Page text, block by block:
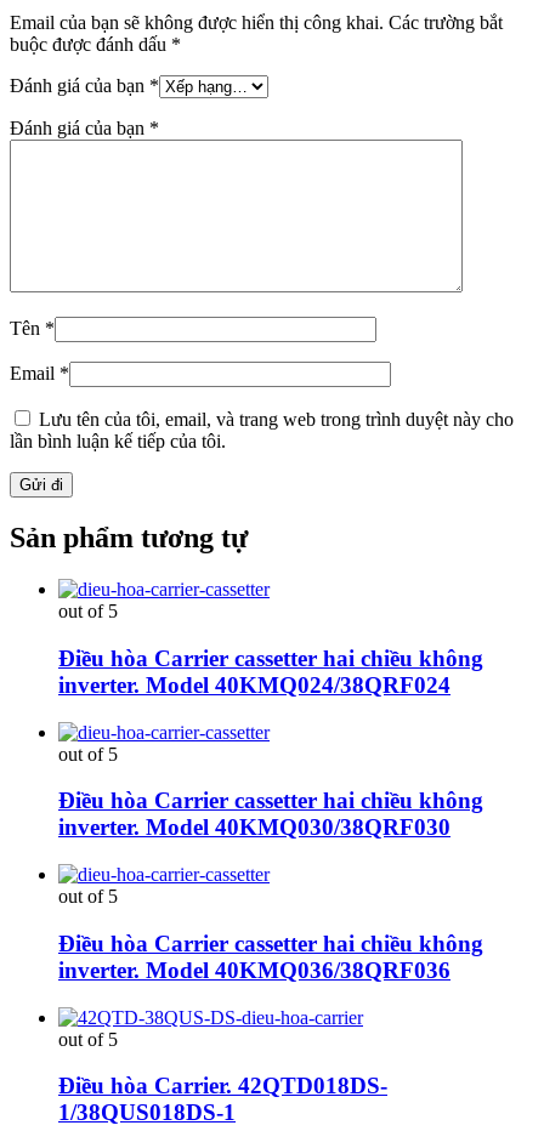
Email của bạn sẽ không được hiển thị công khai. Các trường bắt
buộc được đánh dấu *
Đánh giá của bạn *
Đánh giá của bạn *
Tên *
Email *
Lưu tên của tôi, email, và trang web trong trình duyệt này cho
lần bình luận kế tiếp của tôi.
Sản phẩm tương tự
out of 5
Điều hòa Carrier cassetter hai chiều không
inverter. Model 40KMQ024/38QRF024
out of 5
Điều hòa Carrier cassetter hai chiều không
inverter. Model 40KMQ030/38QRF030
out of 5
Điều hòa Carrier cassetter hai chiều không
inverter. Model 40KMQ036/38QRF036
out of 5
Điều hòa Carrier. 42QTD018DS-
1/38QUS018DS-1